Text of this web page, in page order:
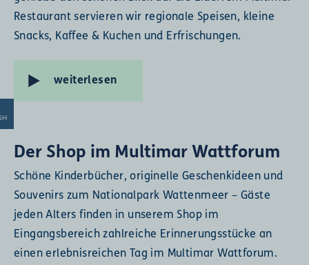
Restaurant servieren wir regionale Speisen, kleine
Snacks, Kaffee & Kuchen und Erfrischungen.
weiterlesen
Der Shop im Multimar Wattforum
Schöne Kinderbücher, originelle Geschenkideen und
Souvenirs zum Nationalpark Wattenmeer – Gäste
jeden Alters finden in unserem Shop im
Eingangsbereich zahlreiche Erinnerungsstücke an
einen erlebnisreichen Tag im Multimar Wattforum.